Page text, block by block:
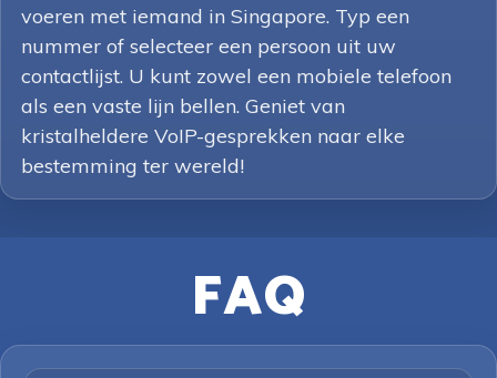
voeren met iemand in Singapore. Typ een
nummer of selecteer een persoon uit uw
contactlijst. U kunt zowel een mobiele telefoon
als een vaste lijn bellen. Geniet van
kristalheldere VoIP-gesprekken naar elke
bestemming ter wereld!
FAQ